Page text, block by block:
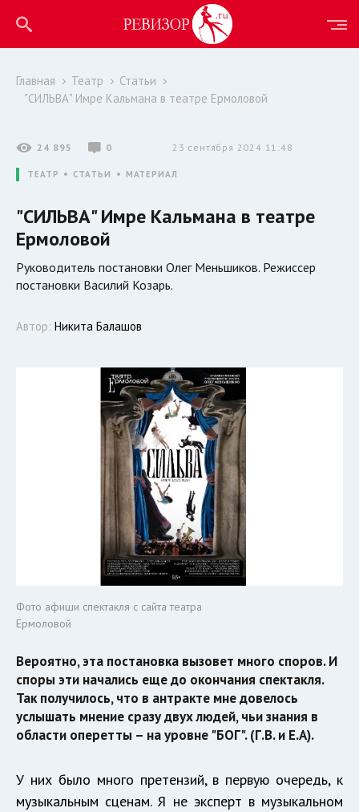
Главная Театр
Статьи
"СИЛЬВА" Имре Кальмана в театре Ермоловой
24 895 0 23 сентября 2024 11:48
ТЕАТР СТАТЬИ МАТЕРИАЛ
"СИЛЬВА" Имре Кальмана в театре
Ермоловой
Руководитель постановки Олег Меньшиков. Режиссер
постановки Василий Козарь.
Автор: Никита Балашов
Фото афиши спектакля с сайта театра
Ермоловой
Вероятно, эта постановка вызовет много споров. И
споры эти начались еще до окончания спектакля.
Так получилось, что в антракте мне довелось
услышать мнение сразу двух людей, чьи знания в
области оперетты – на уровне "БОГ". (Г.В. и Е.А).
У них было много претензий, в первую очередь, к
музыкальным сценам. Я не эксперт в музыкальном